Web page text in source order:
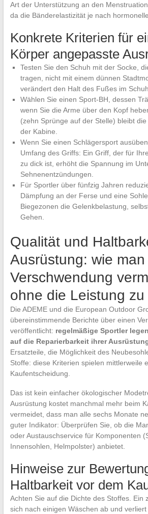
Art der Unterstützung an den
da die Bänderelastizität je nach
Konkrete Kriterien für
Körper angepasste
Testen Sie den Schuh mit der Socke,
tragen, nicht mit einem dünnen
verändert den Halt des Fußes im
Wählen Sie einen Sport-BH, dessen
wenn Sie die Arme über den Kopf
(zehn Sprünge auf der Stelle) bleibt
der Kabine.
Wenn Sie einen Schlägersport
Umfang des Griffs: Ein Griff, der für
zu dick ist, erhöht die Spannung im
Sehnenentzündungen.
Für Sportler über fünfzig Jahren
Dämpfung an der Ferse und eine
Biegezonen die Gelenkbelastung,
Gehen.
Qualität und
Ausrüstung: wie man
Verschwendung
ohne die Leistung zu
Die ADEME und die European Outdoor
übereinstimmende Berichte über einen
veröffentlicht: regelmäßige Sportler
auf die Reparierbarkeit ihrer
Ersatzteile, die Möglichkeit des
Stoffe: diese Kriterien spielen mittlerweile
Kaufentscheidung.
Das ist kein einfacher ökologischer
Ausrüstung kostet manchmal mehr beim
vermeidet, dass man alle sechs Monate
guter Indikator: Überprüfen Sie, ob die
oder Austauschservice für Komponenten
Innensohlen, Helmpolster) anbietet.
Hinweise zur
Haltbarkeit vor dem
Achten Sie auf die Dichte des Stoffes. Ein
sich nach einigen Wäschen ab und verliert